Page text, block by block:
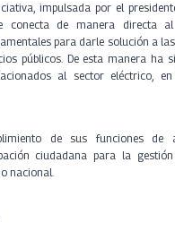
impulsada por el
conecta de manera directa
para darle solución a
públicos. De esta manera ha
al sector eléctrico,
de sus funciones de
ciudadana para la
nacional.